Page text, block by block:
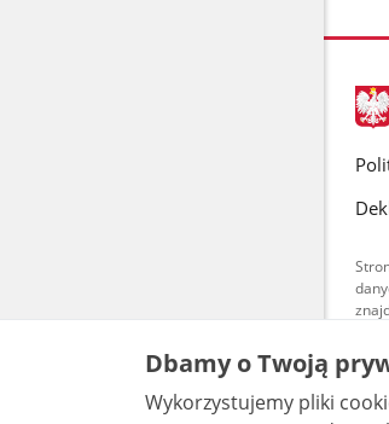
Dbamy o Twoją
Wykorzystujemy pliki